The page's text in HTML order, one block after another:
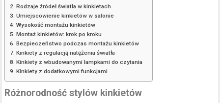
Rodzaje źródeł światła w kinkietach
Umiejscowienie kinkietów w salonie
Wysokość montażu kinkietów
Montaż kinkietów: krok po kroku
Bezpieczeństwo podczas montażu kinkietów
Kinkiety z regulacją natężenia światła
Kinkiety z wbudowanymi lampkami do czytania
Kinkiety z dodatkowymi funkcjami
Różnorodność stylów kinkietów